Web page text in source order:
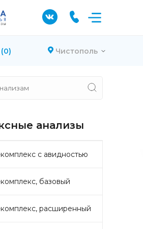
(0) Чистополь
анализы
с авидностью
базовый
расширенный